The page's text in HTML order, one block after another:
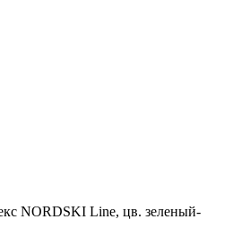
NORDSKI Line, цв. зеленый-